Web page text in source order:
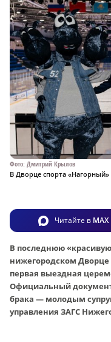
Фото: Дмитрий Крылов
В Дворце спорта
Читайте в MAX
В последнюю
нижегородском Дворце
первая выездная
Официальный
брака — молодым
управления ЗАГС